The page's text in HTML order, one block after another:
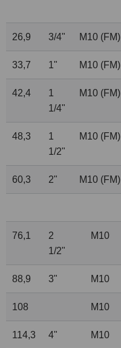
26,9 3/4" M10 (FM)
33,7 1" M10 (FM)
42,4
1
1/4"
M10 (FM)
48,3
1
1/2"
M10 (FM)
60,3 2" M10 (FM)
76,1
2
1/2"
M10
88,9 3" M10
108 M10
114,3 4" M10